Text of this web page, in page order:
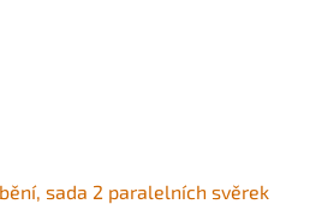
sada 2 paralelních svěrek